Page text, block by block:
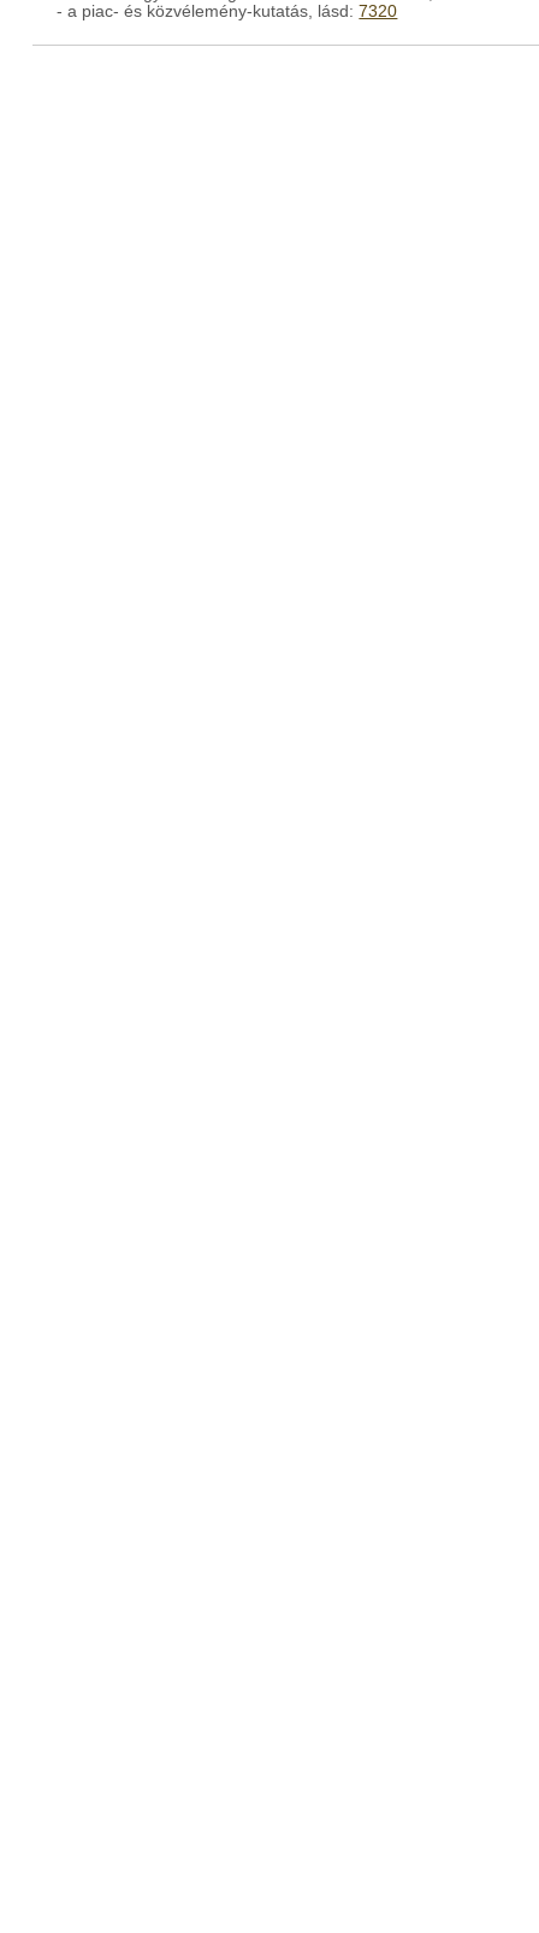
- a piac- és közvélemény-kutatás, lásd:7320